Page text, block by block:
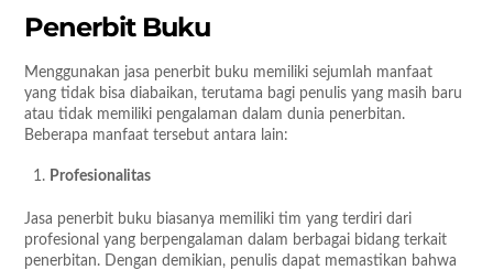
Penerbit Buku
Menggunakan jasa penerbit buku memiliki sejumlah manfaat
yang tidak bisa diabaikan, terutama bagi penulis yang masih baru
atau tidak memiliki pengalaman dalam dunia penerbitan.
Beberapa manfaat tersebut antara lain:
Profesionalitas
Jasa penerbit buku biasanya memiliki tim yang terdiri dari
profesional yang berpengalaman dalam berbagai bidang terkait
penerbitan. Dengan demikian, penulis dapat memastikan bahwa